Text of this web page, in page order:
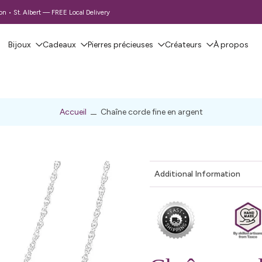
• St. Albert — FREE Local Delivery
Bijoux Cadeaux Pierres précieuses Créateurs À propos
Accueil Chaîne corde fine en argent
Additional Information